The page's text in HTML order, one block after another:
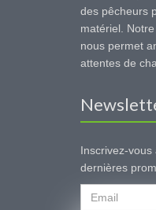
des pêcheurs
matériel.
nous permet
attentes de
Inscrivez-
dernières